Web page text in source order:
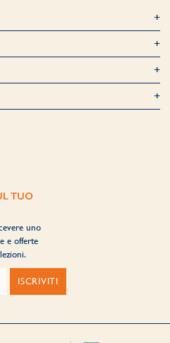
TUO
uno
e offerte
ISCRIVITI